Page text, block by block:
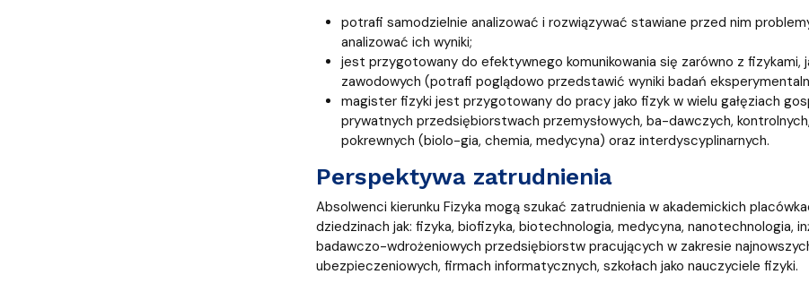
potrafi samodzielnie analizować i rozwiązywać stawiane przed nim
analizować ich wyniki;
jest przygotowany do efektywnego komunikowania się zarówno z fizykami,
zawodowych (potrafi poglądowo przedstawić wyniki badań
magister fizyki jest przygotowany do pracy jako fizyk w wielu gałęziach
prywatnych przedsiębiorstwach przemysłowych, ba-dawczych,
pokrewnych (biolo-gia, chemia, medycyna) oraz interdyscyplinarnych.
Perspektywa zatrudnienia
Absolwenci kierunku Fizyka mogą szukać zatrudnienia w akademickich
dziedzinach jak: fizyka, biofizyka, biotechnologia, medycyna, nanotechnologia,
badawczo-wdrożeniowych przedsiębiorstw pracujących w zakresie
ubezpieczeniowych, firmach informatycznych, szkołach jako nauczyciele fizyki.